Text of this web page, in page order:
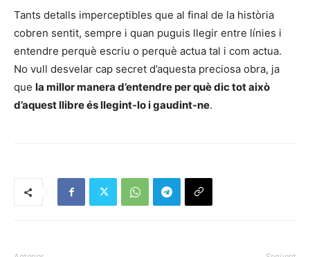
Tants detalls imperceptibles que al final de la història
cobren sentit, sempre i quan puguis llegir entre línies i
entendre perquè escriu o perquè actua tal i com actua.
No vull desvelar cap secret d’aquesta preciosa obra, ja
que la millor manera d’entendre per què dic tot això
d’aquest llibre és llegint-lo i gaudint-ne.